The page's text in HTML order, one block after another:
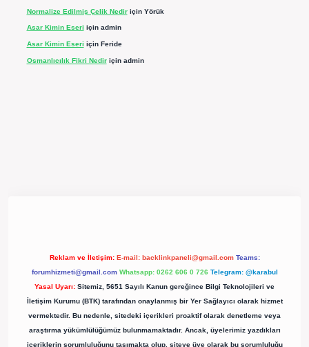
Normalize Edilmiş Çelik Nediriçin Yörük
Asar Kimin Eseri için admin
Asar Kimin Eseri için Feride
Osmanlıcılık Fikri Nediriçin admin
Reklam ve İletişim: E-mail: backlinkpaneli@gmail.com Teams:
forumhizmeti@gmail.com Whatsapp: 0262 606 0 726 Telegram: @karabul
Yasal Uyarı: Sitemiz, 5651 Sayılı Kanun gereğince Bilgi Teknolojileri ve
İletişim Kurumu (BTK) tarafından onaylanmış bir Yer Sağlayıcı olarak hizmet
vermektedir. Bu nedenle, sitedeki içerikleri proaktif olarak denetleme veya
araştırma yükümlülüğümüz bulunmamaktadır. Ancak, üyelerimiz yazdıkları
içeriklerin sorumluluğunu taşımakta olup, siteye üye olarak bu sorumluluğu